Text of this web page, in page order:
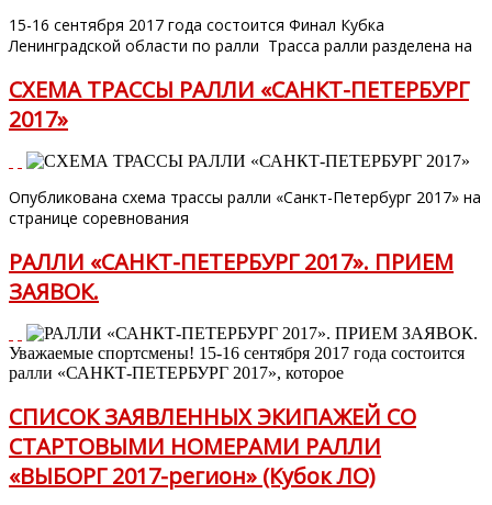
15-16 сентября 2017 года состоится Финал Кубка
Ленинградской области по ралли Трасса ралли разделена на
СХЕМА ТРАССЫ РАЛЛИ «САНКТ-ПЕТЕРБУРГ
2017»
Опубликована схема трассы ралли «Санкт-Петербург 2017» на
странице соревнования
РАЛЛИ «САНКТ-ПЕТЕРБУРГ 2017». ПРИЕМ
ЗАЯВОК.
Уважаемые спортсмены! 15-16 сентября 2017 года состоится
ралли «САНКТ-ПЕТЕРБУРГ 2017», которое
СПИСОК ЗАЯВЛЕННЫХ ЭКИПАЖЕЙ СО
СТАРТОВЫМИ НОМЕРАМИ РАЛЛИ
«ВЫБОРГ 2017-регион» (Кубок ЛО)